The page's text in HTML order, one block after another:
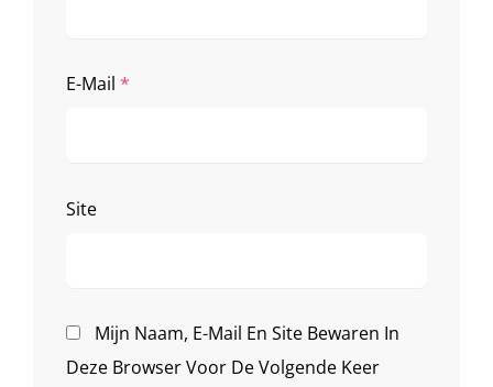
E-Mail *
Site
Mijn Naam, E-Mail En Site Bewaren In
Deze Browser Voor De Volgende Keer